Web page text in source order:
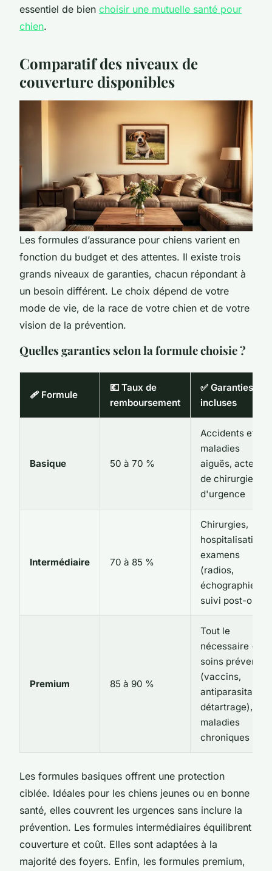
essentiel de bien choisir une mutuelle santé pour
chien.
Comparatif des niveaux de
couverture disponibles
Les formules d’assurance pour chiens varient en
fonction du budget et des attentes. Il existe trois
grands niveaux de garanties, chacun répondant à
un besoin différent. Le choix dépend de votre
mode de vie, de la race de votre chien et de votre
vision de la prévention.
Quelles garanties selon la formule choisie ?
🩹 Formule
💶 Taux de
remboursement
✅ Garanties
incluses
Basique 50 à 70 %
Accidents et
maladies
aiguës, actes
de chirurgie
d'urgence
Intermédiaire 70 à 85 %
Chirurgies,
hospitalisations,
examens
(radios,
échographies),
suivi post-op
Premium 85 à 90 %
Tout le
nécessaire +
soins préventifs
(vaccins,
antiparasitaires,
détartrage),
maladies
chroniques
Les formules basiques offrent une protection
ciblée. Idéales pour les chiens jeunes ou en bonne
santé, elles couvrent les urgences sans inclure la
prévention. Les formules intermédiaires équilibrent
couverture et coût. Elles sont adaptées à la
majorité des foyers. Enfin, les formules premium,